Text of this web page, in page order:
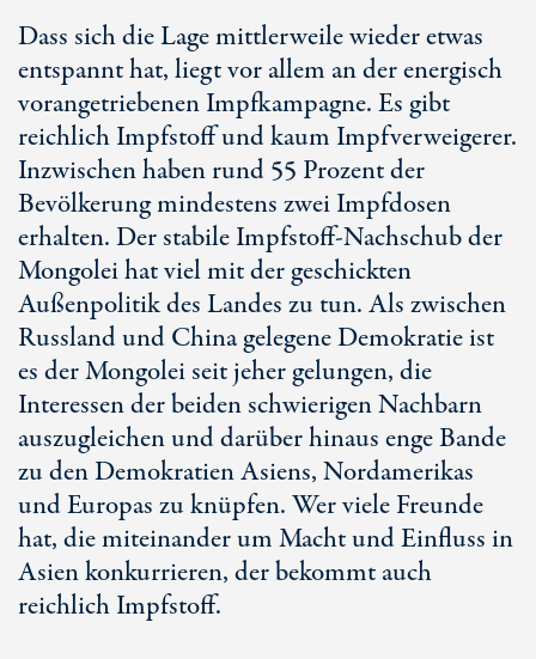
Dass sich die Lage mittlerweile wieder etwas
entspannt hat, liegt vor allem an der energisch
vorangetriebenen Impfkampagne. Es gibt
reichlich Impfstoff und kaum Impfverweigerer.
Inzwischen haben rund 55 Prozent der
Bevölkerung mindestens zwei Impfdosen
erhalten. Der stabile Impfstoff-Nachschub der
Mongolei hat viel mit der geschickten
Außenpolitik des Landes zu tun. Als zwischen
Russland und China gelegene Demokratie ist
es der Mongolei seit jeher gelungen, die
Interessen der beiden schwierigen Nachbarn
auszugleichen und darüber hinaus enge Bande
zu den Demokratien Asiens, Nordamerikas
und Europas zu knüpfen. Wer viele Freunde
hat, die miteinander um Macht und Einfluss in
Asien konkurrieren, der bekommt auch
reichlich Impfstoff.